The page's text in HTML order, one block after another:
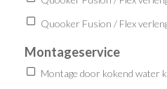
Quooker Fusion / Flex
Montageservice
Montage door kokend water